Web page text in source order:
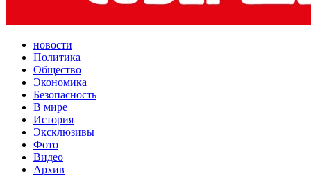
новости
Политика
Общество
Экономика
Безопасность
В мире
История
Эксклюзивы
Фото
Видео
Архив